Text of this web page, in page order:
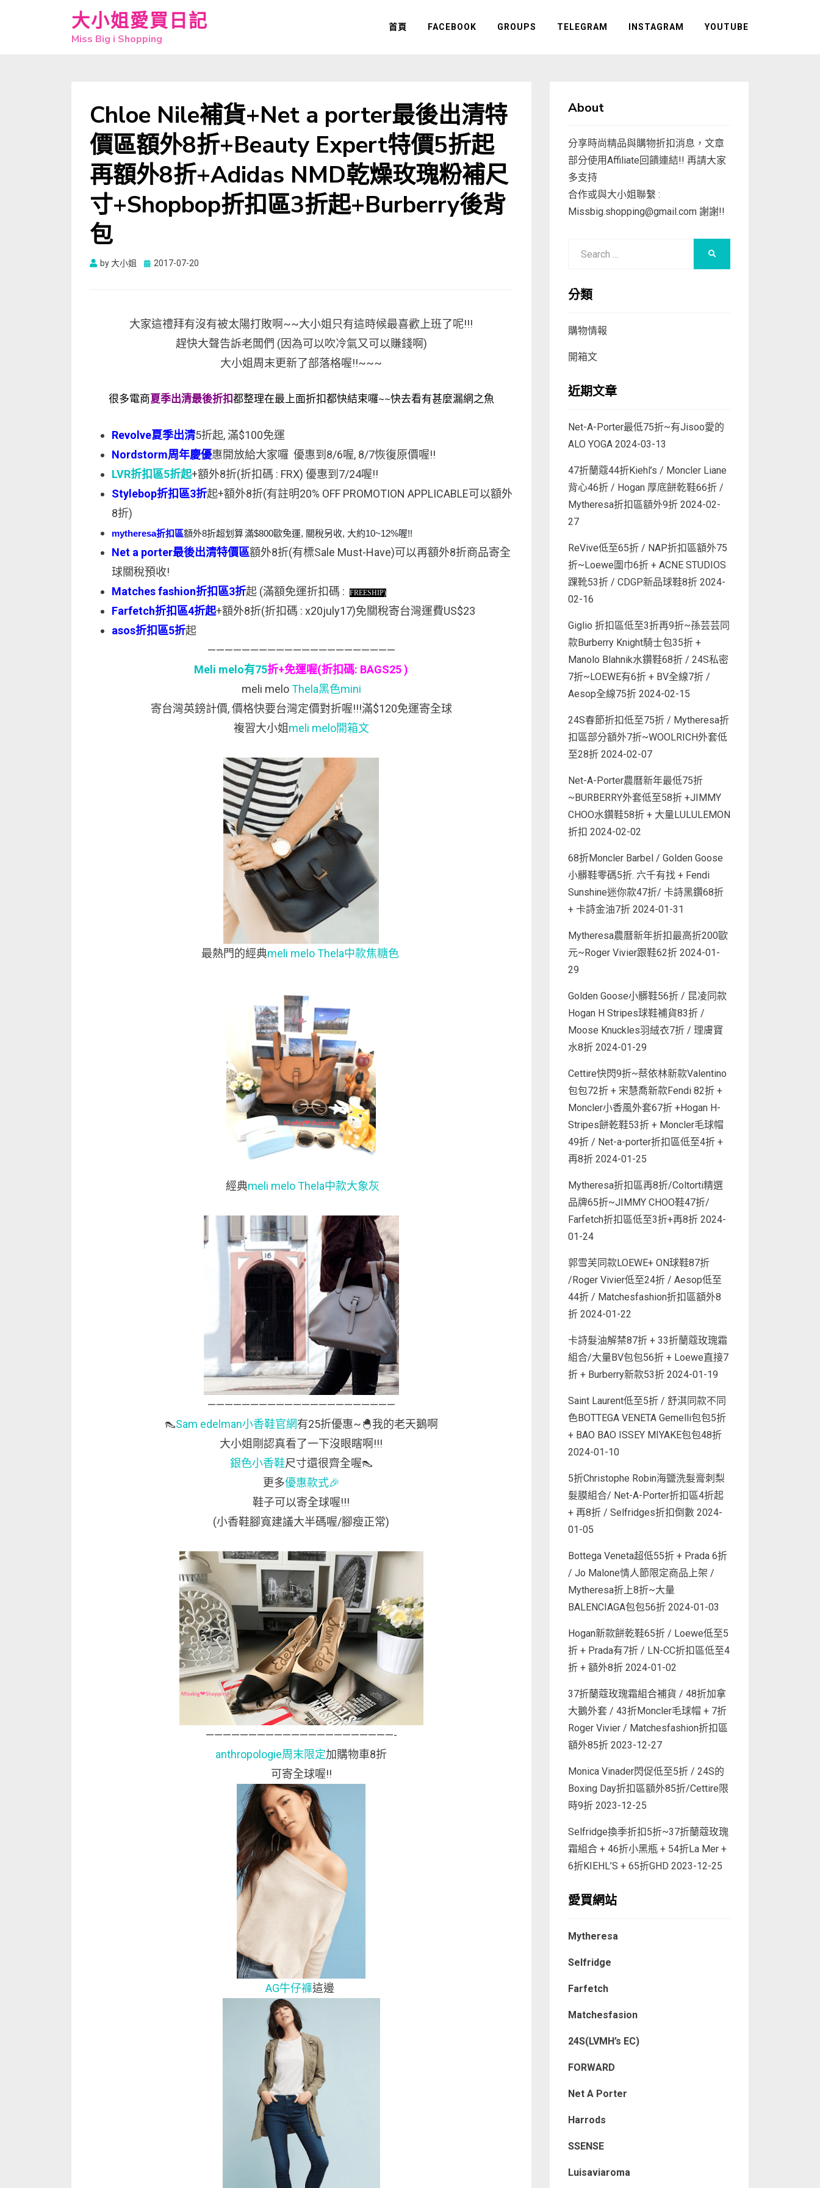
大小姐愛買日記
Miss Big i Shopping
首頁 FACEBOOK GROUPS TELEGRAM INSTAGRAM YOUTUBE
Chloe Nile補貨+Net a porter最後出清特
價區額外8折+Beauty Expert特價5折起
再額外8折+Adidas NMD乾燥玫瑰粉補尺
寸+Shopbop折扣區3折起+Burberry後背
包
by大小姐
Posted
2017-07-20
大家這禮拜有沒有被太陽打敗啊~~大小姐只有這時候最喜歡上班了呢!!!
趕快大聲告訴老闆們 (因為可以吹冷氣又可以賺錢啊)
大小姐周末更新了部落格喔!!~~~
很多電商夏季出清最後折扣都整理在最上面折扣都快結束囉~~快去看有甚麼漏網之魚
Revolve夏季出清5折起, 滿$100免運
Nordstorm周年慶優惠開放給大家囉 優惠到8/6喔, 8/7恢復原價喔!!
LVR折扣區5折起+額外8折(折扣碼 : FRX) 優惠到7/24喔!!
Stylebop折扣區3折起+額外8折(有註明20% OFF PROMOTION APPLICABLE可以額外
8折)
mytheresa折扣區額外8折超划算滿$800歐免運, 關稅另收, 大約10~12%喔!!
Net a porter最後出清特價區額外8折(有標Sale Must-Have)可以再額外8折商品寄全
球關稅預收!
Matches fashion折扣區3折起 (滿額免運折扣碼 : FREESHIP)
Farfetch折扣區4折起+額外8折(折扣碼 : x20july17)免關稅寄台灣運費US$23
asos折扣區5折起
——————————————————————
Meli melo有75折+免運喔(折扣碼: BAGS25 )
meli meloThela黑色mini
寄台灣英鎊計價, 價格快要台灣定價對折喔!!!滿$120免運寄全球
複習大小姐meli melo開箱文
最熱門的經典meli melo Thela中款焦糖色
經典meli melo Thela中款大象灰
——————————————————————
👠Sam edelman小香鞋官網有25折優惠~🐣我的老天鵝啊
大小姐剛認真看了一下沒眼瞎啊!!!
銀色小香鞋尺寸還很齊全喔👠
更多優惠款式🎉
鞋子可以寄全球喔!!!
(小香鞋腳寬建議大半碼喔/腳瘦正常)
——————————————————————-
anthropologie周末限定加購物車8折
可寄全球喔!!
AG牛仔褲這邊
About
分享時尚精品與購物折扣消息，文章
部分使用Affiliate回饋連結!! 再請大家
多支持
合作或與大小姐聯繫 :
Missbig.shopping@gmail.com謝謝!!
分類
購物情報
開箱文
近期文章
Net-A-Porter最低75折~有Jisoo愛的
ALO YOGA 2024-03-13
47折蘭蔻44折Kiehl’s / Moncler Liane
背心46折 / Hogan 厚底餅乾鞋66折 /
Mytheresa折扣區額外9折 2024-02-
27
ReVive低至65折 / NAP折扣區額外75
折~Loewe圍巾6折 + ACNE STUDIOS
踝靴53折 / CDGP新品球鞋8折 2024-
02-16
Giglio 折扣區低至3折再9折~孫芸芸同
款Burberry Knight騎士包35折 +
Manolo Blahnik水鑽鞋68折 / 24S私密
7折~LOEWE有6折 + BV全線7折 /
Aesop全線75折 2024-02-15
24S春節折扣低至75折 / Mytheresa折
扣區部分額外7折~WOOLRICH外套低
至28折 2024-02-07
Net-A-Porter農曆新年最低75折
~BURBERRY外套低至58折 +JIMMY
CHOO水鑽鞋58折 + 大量LULULEMON
折扣 2024-02-02
68折Moncler Barbel / Golden Goose
小髒鞋零碼5折. 六千有找 + Fendi
Sunshine迷你款47折/ 卡詩黑鑽68折
+ 卡詩金油7折 2024-01-31
Mytheresa農曆新年折扣最高折200歐
元~Roger Vivier跟鞋62折 2024-01-
29
Golden Goose小髒鞋56折 / 昆凌同款
Hogan H Stripes球鞋補貨83折 /
Moose Knuckles羽絨衣7折 / 理膚寶
水8折 2024-01-29
Cettire快閃9折~蔡依林新款Valentino
包包72折 + 宋慧喬新款Fendi 82折 +
Moncler小香風外套67折 +Hogan H-
Stripes餅乾鞋53折 + Moncler毛球帽
49折 / Net-a-porter折扣區低至4折 +
再8折 2024-01-25
Mytheresa折扣區再8折/Coltorti精選
品牌65折~JIMMY CHOO鞋47折/
Farfetch折扣區低至3折+再8折 2024-
01-24
郭雪芙同款LOEWE+ ON球鞋87折
/Roger Vivier低至24折 / Aesop低至
44折 / Matchesfashion折扣區額外8
折 2024-01-22
卡詩髮油解禁87折 + 33折蘭蔻玫瑰霜
組合/大量BV包包56折 + Loewe直接7
折 + Burberry新款53折 2024-01-19
Saint Laurent低至5折 / 舒淇同款不同
色BOTTEGA VENETA Gemelli包包5折
+ BAO BAO ISSEY MIYAKE包包48折
2024-01-10
5折Christophe Robin海鹽洗髮膏刺梨
髮膜組合/ Net-A-Porter折扣區4折起
+ 再8折 / Selfridges折扣倒數 2024-
01-05
Bottega Veneta超低55折 + Prada 6折
/ Jo Malone情人節限定商品上架 /
Mytheresa折上8折~大量
BALENCIAGA包包56折 2024-01-03
Hogan新款餅乾鞋65折 / Loewe低至5
折 + Prada有7折 / LN-CC折扣區低至4
折 + 額外8折 2024-01-02
37折蘭蔻玫瑰霜組合補貨 / 48折加拿
大鵝外套 / 43折Moncler毛球帽 + 7折
Roger Vivier / Matchesfashion折扣區
額外85折 2023-12-27
Monica Vinader閃促低至5折 / 24S的
Boxing Day折扣區額外85折/Cettire限
時9折 2023-12-25
Selfridge換季折扣5折~37折蘭蔻玫瑰
霜組合 + 46折小黑瓶 + 54折La Mer +
6折KIEHL’S + 65折GHD 2023-12-25
愛買網站
Mytheresa
Selfridge
Farfetch
Matchesfasion
24S(LVMH’s EC)
FORWARD
Net A Porter
Harrods
SSENSE
Luisaviaroma